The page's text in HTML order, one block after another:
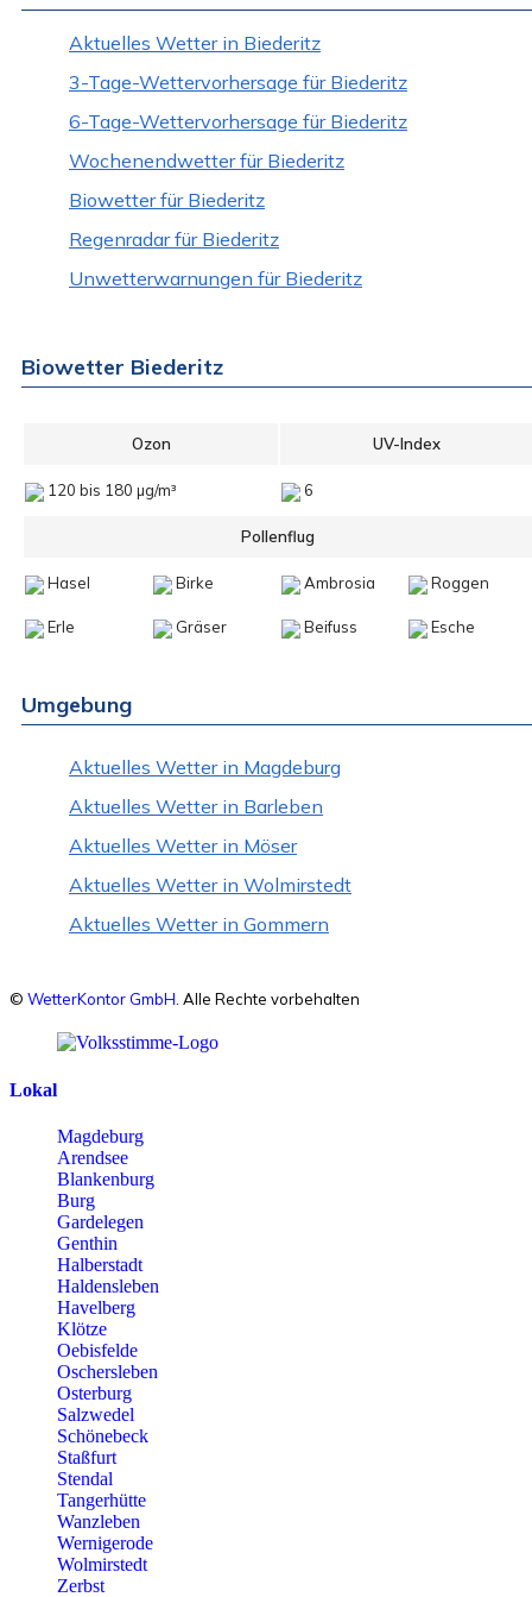
Aktuelles Wetter in Biederitz
3-Tage-Wettervorhersage für Biederitz
6-Tage-Wettervorhersage für Biederitz
Wochenendwetter für Biederitz
Biowetter für Biederitz
Regenradar für Biederitz
Unwetterwarnungen für Biederitz
Biowetter Biederitz
Ozon UV-Index
120 bis 180 µg/m³ 6
Pollenflug
Hasel Birke Ambrosia Roggen
Erle Gräser Beifuss Esche
Umgebung
Aktuelles Wetter in Magdeburg
Aktuelles Wetter in Barleben
Aktuelles Wetter in Möser
Aktuelles Wetter in Wolmirstedt
Aktuelles Wetter in Gommern
© WetterKontor GmbH. Alle Rechte vorbehalten
Lokal
Magdeburg
Arendsee
Blankenburg
Burg
Gardelegen
Genthin
Halberstadt
Haldensleben
Havelberg
Klötze
Oebisfelde
Oschersleben
Osterburg
Salzwedel
Schönebeck
Staßfurt
Stendal
Tangerhütte
Wanzleben
Wernigerode
Wolmirstedt
Zerbst